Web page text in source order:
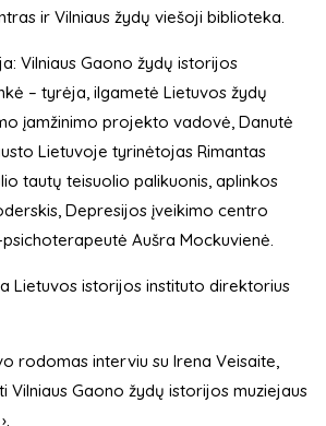
ir Vilniaus žydų viešoji biblioteka.
Vilniaus Gaono žydų istorijos
– tyrėja, ilgametė Lietuvos žydų
įamžinimo projekto vadovė, Danutė
Lietuvoje tyrinėtojas Rimantas
tautų teisuolio palikuonis, aplinkos
Depresijos įveikimo centro
Aušra Mockuvienė.
Lietuvos istorijos instituto direktorius
rodomas interviu su Irena Veisaite,
Vilniaus Gaono žydų istorijos muziejaus
.